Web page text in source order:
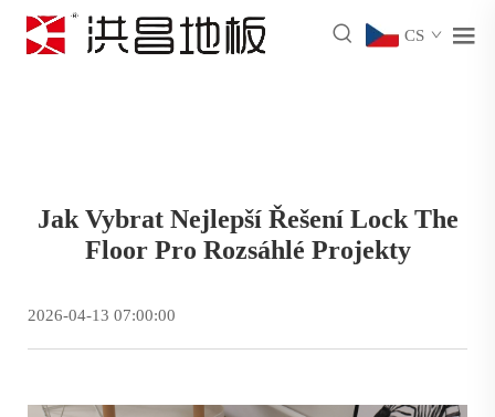
CS
Jak Vybrat Nejlepší Řešení Lock The
Floor Pro Rozsáhlé Projekty
2026-04-13 07:00:00